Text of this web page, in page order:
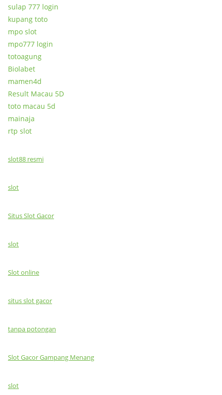
sulap 777 login
kupang toto
mpo slot
mpo777 login
totoagung
Biolabet
mamen4d
Result Macau 5D
toto macau 5d
mainaja
rtp slot
slot88 resmi
slot
Situs Slot Gacor
slot
Slot online
situs slot gacor
tanpa potongan
Slot Gacor Gampang Menang
slot